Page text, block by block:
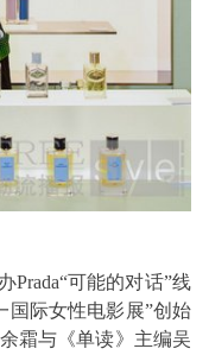
Prada“可能的对话”线
国际女性电影展”创始
霜与《单读》主编吴